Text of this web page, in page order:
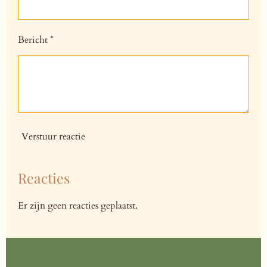
Bericht *
Verstuur reactie
Reacties
Er zijn geen reacties geplaatst.